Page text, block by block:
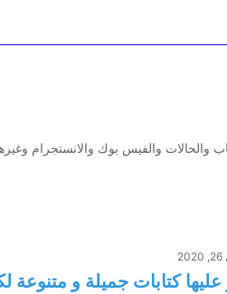
والحالات والفيس بوك والانستجرام
كتابات جميلة و متنوعة